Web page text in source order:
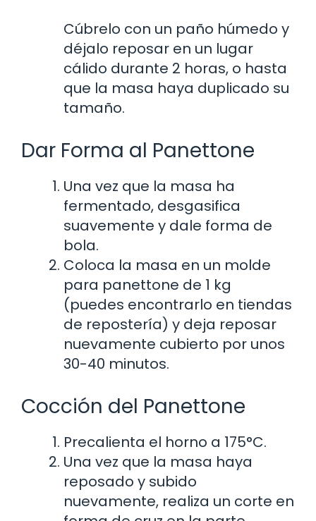
Cúbrelo con un paño húmedo y
déjalo reposar en un lugar
cálido durante 2 horas, o hasta
que la masa haya duplicado su
tamaño.
Dar Forma al Panettone
Una vez que la masa ha
fermentado, desgasifica
suavemente y dale forma de
bola.
Coloca la masa en un molde
para panettone de 1 kg
(puedes encontrarlo en tiendas
de repostería) y deja reposar
nuevamente cubierto por unos
30-40 minutos.
Cocción del Panettone
Precalienta el horno a 175°C.
Una vez que la masa haya
reposado y subido
nuevamente, realiza un corte en